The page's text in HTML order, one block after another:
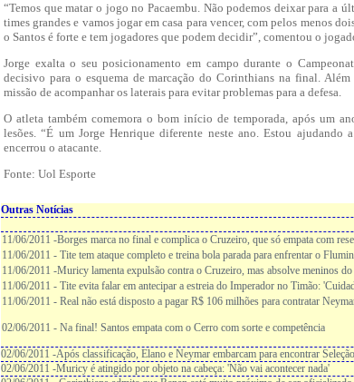
“Temos que matar o jogo no Pacaembu. Não podemos deixar para a
times grandes e vamos jogar em casa para vencer, com pelos menos
o Santos é forte e tem jogadores que podem decidir”, comentou o
Jorge exalta o seu posicionamento em campo durante o
decisivo para o esquema de marcação do Corinthians na final.
missão de acompanhar os laterais para evitar problemas para a defesa.
O atleta também comemora o bom início de temporada, após um
lesões. “É um Jorge Henrique diferente neste ano. Estou ajudando
encerrou o atacante.
Fonte: Uol Esporte
Outras Notícias
11/06/2011 -Borges marca no final e complica o Cruzeiro, que só empata com
11/06/2011 - Tite tem ataque completo e treina bola parada para enfrentar o
11/06/2011 -Muricy lamenta expulsão contra o Cruzeiro, mas absolve meninos do
11/06/2011 - Tite evita falar em antecipar a estreia do Imperador no Timão:
11/06/2011 - Real não está disposto a pagar R$ 106 milhões para contratar
02/06/2011 - Na final! Santos empata com o Cerro com sorte e competência
02/06/2011 -Após classificação, Elano e Neymar embarcam para encontrar Seleção
02/06/2011 -Muricy é atingido por objeto na cabeça: 'Não vai acontecer nada'